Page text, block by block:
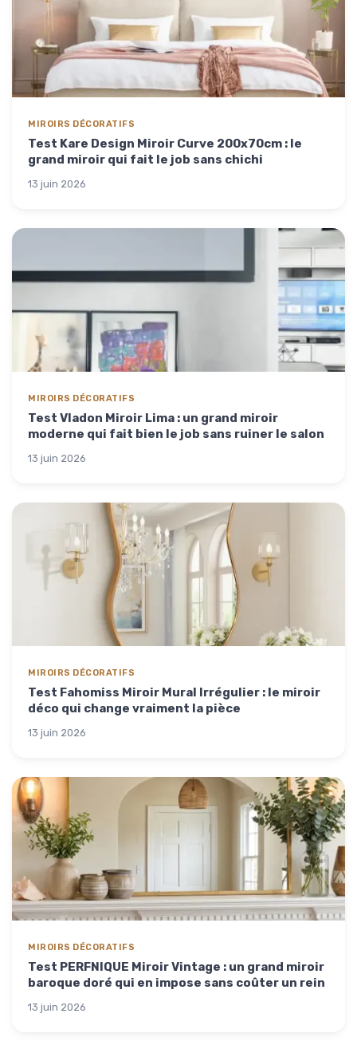
MIROIRS DÉCORATIFS
Test Kare Design Miroir Curve 200x70cm : le
grand miroir qui fait le job sans chichi
13 juin 2026
MIROIRS DÉCORATIFS
Test Vladon Miroir Lima : un grand miroir
moderne qui fait bien le job sans ruiner le salon
13 juin 2026
MIROIRS DÉCORATIFS
Test Fahomiss Miroir Mural Irrégulier : le miroir
déco qui change vraiment la pièce
13 juin 2026
MIROIRS DÉCORATIFS
Test PERFNIQUE Miroir Vintage : un grand miroir
baroque doré qui en impose sans coûter un rein
13 juin 2026